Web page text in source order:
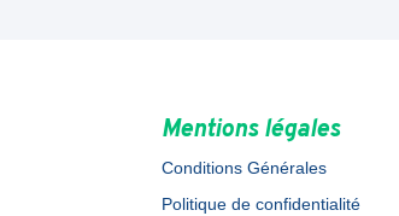
Mentions légales
Conditions Générales
Politique de confidentialité